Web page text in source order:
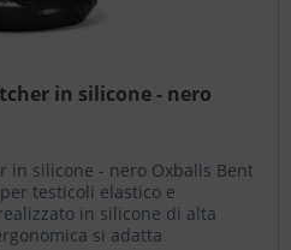
in silicone - nero
in silicone - nero Oxballs Bent
testicoli elastico e
in silicone di alta
si adatta